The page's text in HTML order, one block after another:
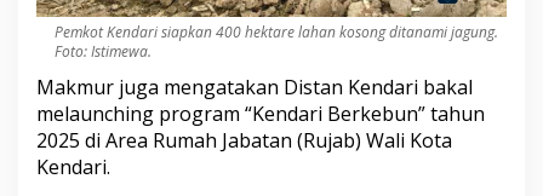
Pemkot Kendari siapkan 400 hektare lahan kosong ditanami jagung.
Foto: Istimewa.
Makmur juga mengatakan Distan Kendari bakal
melaunching program “Kendari Berkebun” tahun
2025 di Area Rumah Jabatan (Rujab) Wali Kota
Kendari.